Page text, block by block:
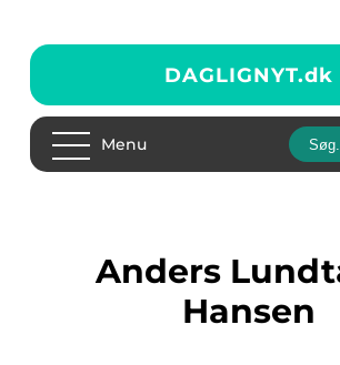
DAGLIGNYT.dk
Menu
Anders Lundtang
Hansen